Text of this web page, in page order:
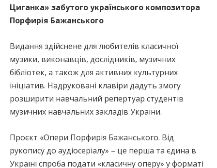
Циганка» забутого українського композитора
Порфирія Бажанського
Видання здійснене для любителів класичної
музики, виконавців, дослідників, музичних
бібліотек, а також для активних культурних
ініціатив. Надруковані клавіри дадуть змогу
розширити навчальний репертуар студентів
музичних навчальних закладів України.
Проєкт «Опери Порфирія Бажанського. Від
рукопису до аудіосеріалу» – це перша та єдина в
Україні спроба подати «класичну оперу» у форматі